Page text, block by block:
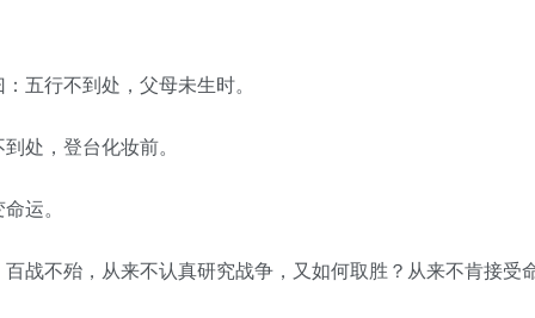
五行不到处，父母未生时。
处，登台化妆前。
运。
战不殆，从来不认真研究战争，又如何取胜？从来不肯接受